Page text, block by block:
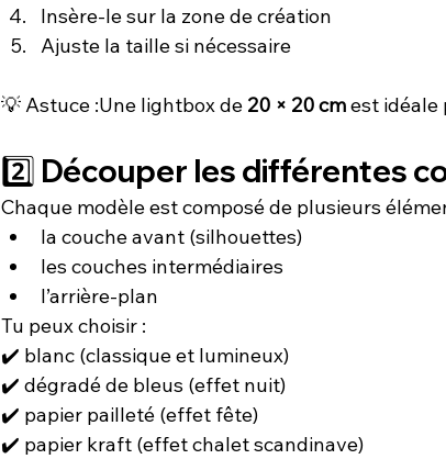
Insère-le sur la zone de création
Ajuste la taille si nécessaire
💡 Astuce :Une lightbox de 20 × 20 cm est idéale
2️⃣ Découper les différentes
Chaque modèle est composé de plusieurs
la couche avant (silhouettes)
les couches intermédiaires
l’arrière-plan
Tu peux choisir :
✔️ blanc (classique et lumineux)
✔️ dégradé de bleus (effet nuit)
✔️ papier pailleté (effet fête)
✔️ papier kraft (effet chalet scandinave)